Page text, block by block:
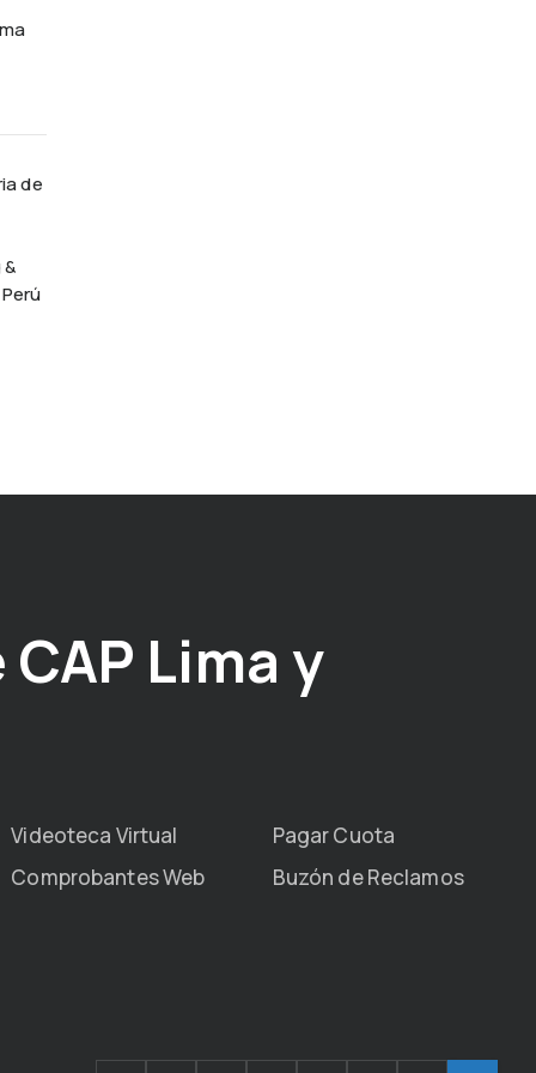
de
Lima y
Videoteca Virtual
Pagar Cuota
Comprobantes Web
Buzón de Reclamos